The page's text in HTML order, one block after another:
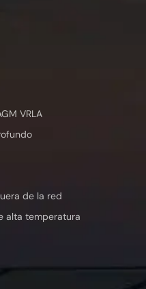
VRLA
de la red
alta temperatura